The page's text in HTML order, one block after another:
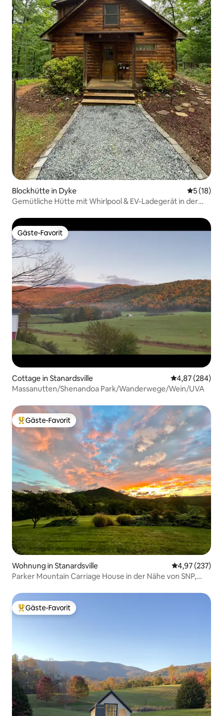
Blockhütte in Dyke
5 (18)
Gemütliche Hütte mit Whirlpool & EV-Ladegerät in der
Gäste-Favorit
Gäste-Favorit
Cottage in Stanardsville
4,87 (284)
Massanutten/Shenandoa Park/Wanderwege/Wein/UVA
Beliebter Gäste-Favorit.
Gäste-Favorit
Wohnung in Stanardsville
4,97 (237)
Parker Mountain Carriage House in der Nähe von SNP,
Beliebter Gäste-Favorit.
Gäste-Favorit